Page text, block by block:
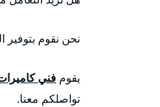
نحن نقوم
يقوم فني
تواصلكم معنا.